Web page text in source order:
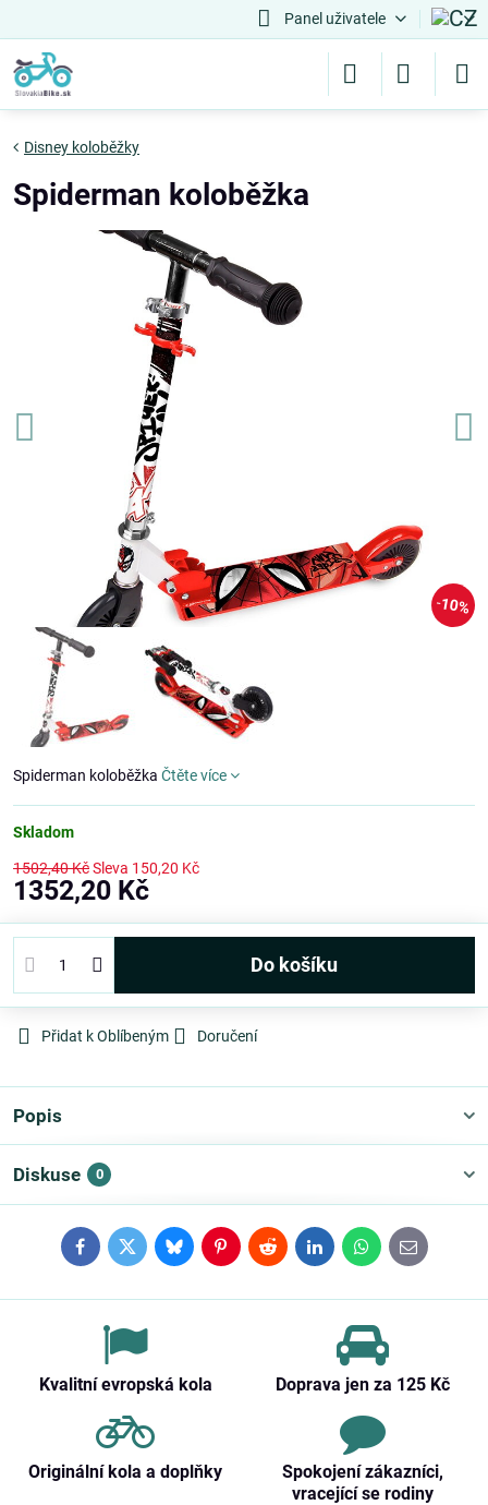
Panel uživatele
10%
Disney koloběžky
Spiderman koloběžka
Spiderman koloběžka Čtěte více
Skladom
1502,40 KčSleva 150,20 Kč
1352,20 Kč
Do košíku
Přidat k Oblíbeným Doručení
Popis
Diskuse 0
FacebookTwitterBlueskyPinterestRedditLinkedInWhatsApp
E-
mail
Kvalitní evropská kola Doprava jen za 125 Kč
Originální kola a doplňky
Spokojení zákazníci,
vracející se rodiny